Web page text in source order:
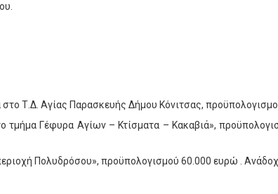
Τ.Δ. Αγίας Παρασκευής Δήμου Κόνιτσας,
τμήμα Γέφυρα Αγίων – Κτίσματα – Κακαβιά»,
Πολυδρόσου», προϋπολογισμού 60.000 ευρώ .